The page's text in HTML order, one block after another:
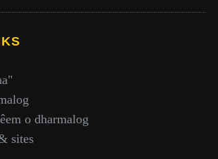
o dharmalog
sites